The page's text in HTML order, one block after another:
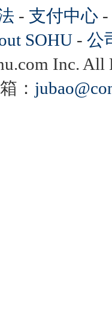
- 支付中心 -
SOHU - 公
Inc.
：